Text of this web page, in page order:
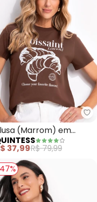
- Blusa (Marrom) em
(Marrom) em
de Algodão
37,99R$ 79,99